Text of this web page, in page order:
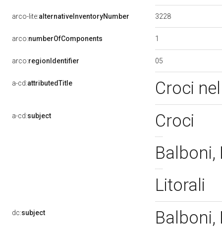
arco-lite:alternativeInventoryNumber 3228
arco:numberOfComponents 1
arco:regionIdentifier 05
a-cd:attributedTitle Croci
a-cd:subject
Croci
Litorali
dc:subject Balboni,